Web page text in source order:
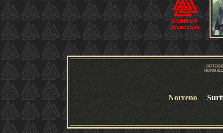
GERMANI
Scandinavi
Norreno